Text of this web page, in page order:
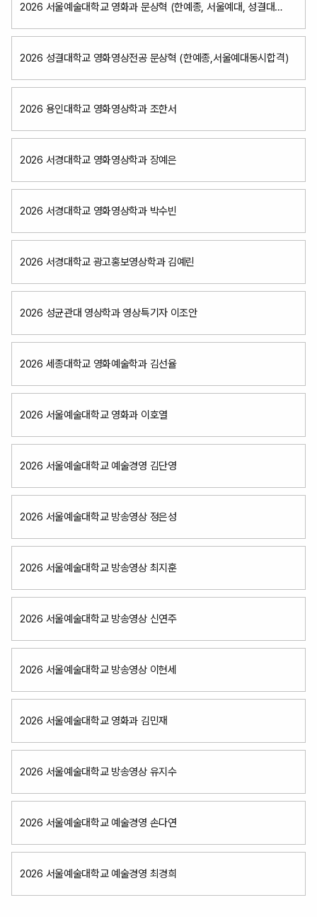
2026 서울예술대학교 영화과 문상혁 (한예종, 서울예대, 성결대
2026 성결대학교 영화영상전공 문상혁 (한예종,서울예대동시합격)
2026 용인대학교 영화영상학과 조한서
2026 서경대학교 영화영상학과 장예은
2026 서경대학교 영화영상학과 박수빈
2026 서경대학교 광고홍보영상학과 김예린
2026 성균관대 영상학과 영상특기자 이조안
2026 세종대학교 영화예술학과 김선율
2026 서울예술대학교 영화과 이호열
2026 서울예술대학교 예술경영 김단영
2026 서울예술대학교 방송영상 정은성
2026 서울예술대학교 방송영상 최지훈
2026 서울예술대학교 방송영상 신연주
2026 서울예술대학교 방송영상 이현세
2026 서울예술대학교 영화과 김민재
2026 서울예술대학교 방송영상 유지수
2026 서울예술대학교 예술경영 손다연
2026 서울예술대학교 예술경영 최경희